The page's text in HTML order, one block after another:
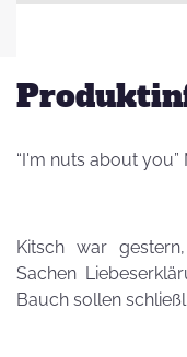
“I'm nuts about you”
Kitsch war
Sachen
Bauch sollen